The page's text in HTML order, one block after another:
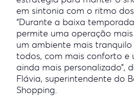
em sintonia com o ritmo
“Durante a baixa
permite uma operação
um ambiente mais
todos, com mais conforto e
ainda mais personalizado”,
Flávia, superintendente do
Shopping.